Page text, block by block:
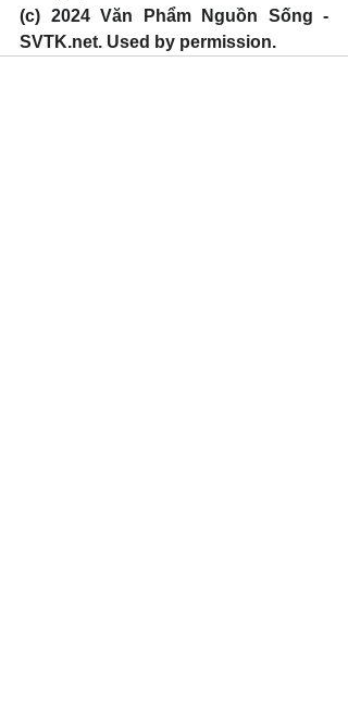
(c) 2024 Văn Phẩm Nguồn Sống -
SVTK.net. Used by permission.